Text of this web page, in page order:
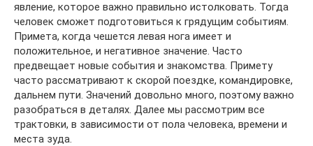
явление, которое важно правильно истолковать. Тогда
человек сможет подготовиться к грядущим событиям.
Примета, когда чешется левая нога имеет и
положительное, и негативное значение. Часто
предвещает новые события и знакомства. Примету
часто рассматривают к скорой поездке, командировке,
дальнем пути. Значений довольно много, поэтому важно
разобраться в деталях. Далее мы рассмотрим все
трактовки, в зависимости от пола человека, времени и
места зуда.